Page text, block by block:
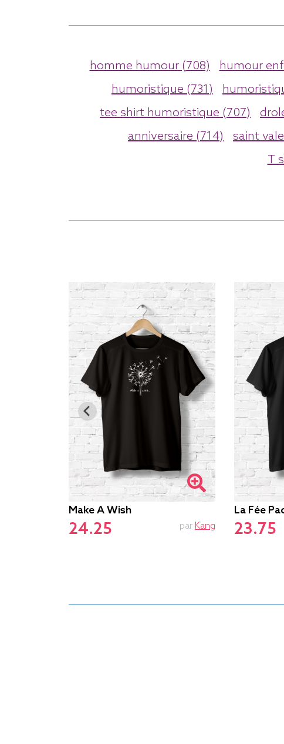
homme humour (708) humour
humoristique (731)
tee shirt humoristique (707)
anniversaire (714)
saint
T
Make A Wish
24.25 par Kang
La Fée
23.75